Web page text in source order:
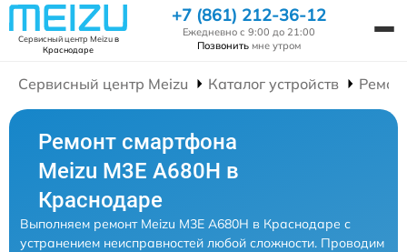
Сервисный центр Meizuв
Краснодаре
+7 (861) 212-36-12
Ежедневно с 9:00 до 21:00
Позвонить мне утром
Сервисный центр Meizu Каталог устройств
Ремонт смартфона
Meizu M3E A680H в
Краснодаре
Выполняем ремонт Meizu M3E A680H в Краснодаре с
устранением неисправностей любой сложности. Проводим